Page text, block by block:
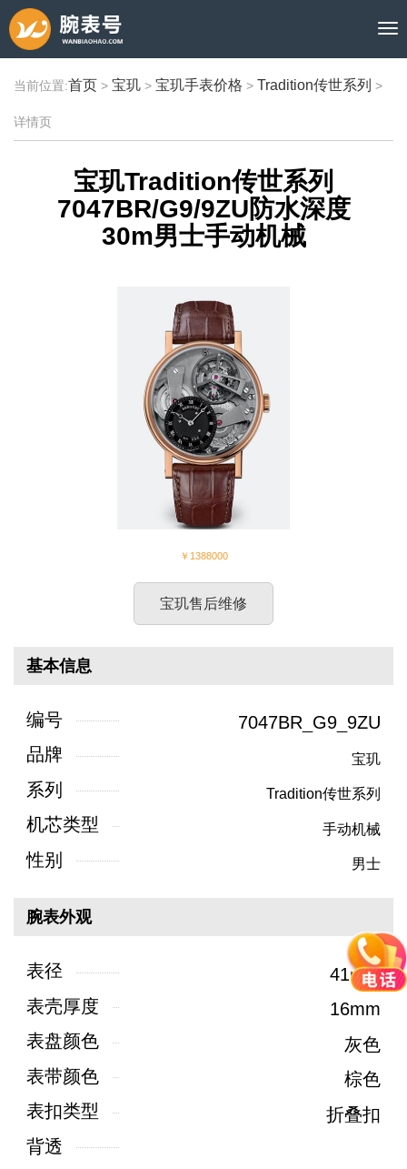
当前位置:首页 > 宝玑 > 宝玑手表价格 > Tradition传世系列 >
详情页
宝玑Tradition传世系列
7047BR/G9/9ZU防水深度
30m男士手动机械
￥1388000
宝玑售后维修
基本信息
编号
7047BR_G9_9ZU
品牌
宝玑
系列 Tradition传世系列
机芯类型 手动机械
性别 男士
腕表外观
表径
41mm
表壳厚度
16mm
表盘颜色
灰色
表带颜色
棕色
表扣类型
折叠扣
背透